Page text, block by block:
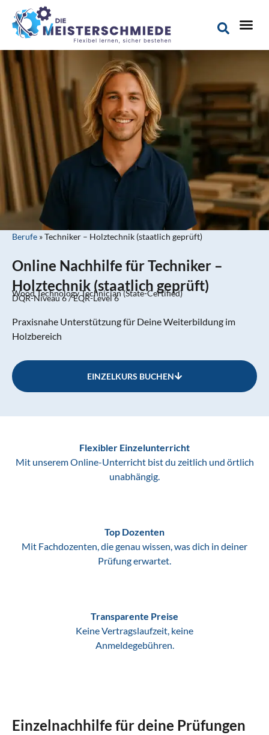
Berufe »Techniker – Holztechnik (staatlich geprüft)
Online Nachhilfe für Techniker –
Holztechnik (staatlich geprüft)
Wood Technology Technician (State-Certified)
DQR-Niveau 6 / EQR-Level 6
Praxisnahe Unterstützung für Deine Weiterbildung im
Holzbereich
EINZELKURS BUCHEN
Flexibler Einzelunterricht
Mit unserem Online-Unterricht bist du zeitlich und örtlich
unabhängig.
Top Dozenten
Mit Fachdozenten, die genau wissen, was dich in deiner
Prüfung erwartet.
Transparente Preise
Keine Vertragslaufzeit, keine
Anmeldegebühren.
Einzelnachhilfe für deine Prüfungen